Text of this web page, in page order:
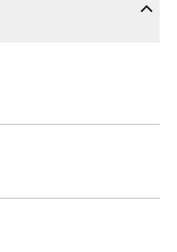
tästä tulla
käyttökiellossa
Käyttökiellon